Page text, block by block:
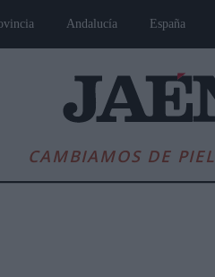
Andalucía España
CAMBIAMOS DE